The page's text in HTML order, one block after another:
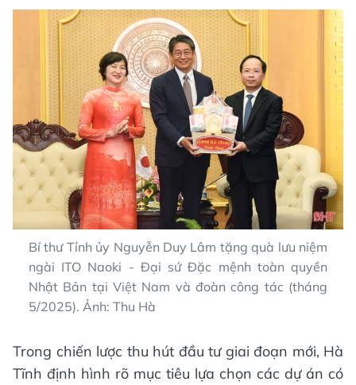
Bí thư Tỉnh ủy Nguyễn Duy Lâm tặng quà lưu niệm
ngài ITO Naoki - Đại sứ Đặc mệnh toàn quyền
Nhật Bản tại Việt Nam và đoàn công tác (tháng
5/2025). Ảnh: Thu Hà
Trong chiến lược thu hút đầu tư giai đoạn mới, Hà
Tĩnh định hình rõ mục tiêu lựa chọn các dự án có